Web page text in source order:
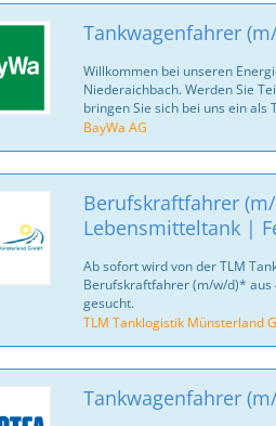
Tankwagenfahrer
Willkommen bei unseren
Niederaichbach. Werden Sie
bringen Sie sich bei uns ein als
BayWa AG
Berufskraftfahrer
Lebensmitteltank |
Ab sofort wird von der TLM
Berufskraftfahrer (m/w/d)* aus
gesucht.
TLM Tanklogistik Münsterland
Tankwagenfahrer